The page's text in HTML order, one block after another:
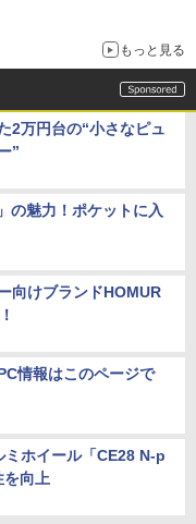
もっと見る
2万円台の“小さなピュ
”
の魅力！ポケットに入
向けブランドHOMUR
情報はこのページで
ミホイール「CE28 N-p
を向上